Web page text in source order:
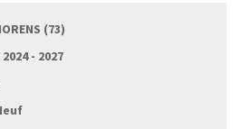
(73)
2024 - 2027